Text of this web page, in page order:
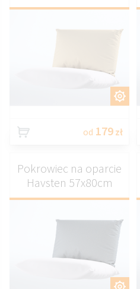
od 179 zł
Pokrowiec na oparcie
Havsten 57x80cm